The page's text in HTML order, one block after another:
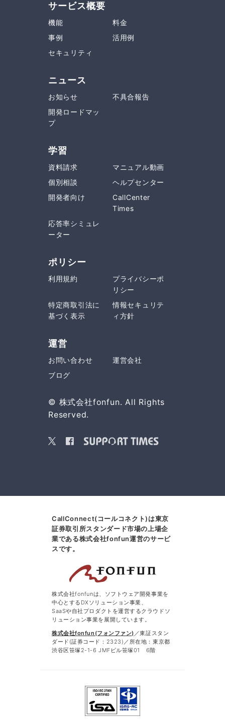
サービス概要
機能
料金
事例
活用例
セキュリティ
ニュース
お知らせ
不具合報告
開発ロードマッ
プ
学習
資料請求
マニュアル動画
個別相談
ヘルプセンター
開発者向け
CallCenter
Times
応答率シミュレ
ーター
ポリシー
利用規約
プライバシーポ
リシー
特定商取引法に
基づく表示
情報セキュリテ
ィ方針
運営
お問い合わせ
運営会社
ブログ
© 株式会社fonfun. All Rights
Reserved.
CallConnect(コールコネクト)は東京
証券取引所スタンダード市場の上場企
業である株式会社fonfun運営のサービ
スです。
株式会社fonfunは、ソフトウェア開発事業を
中心とするDXソリューション事業、
SaaSや自社プロダクトを運営するクラウドソ
リューション事業を展開しています。
株式会社fonfun(フォンファン) ／東証スタン
ダード(証券コード：2323)／所在地：東京都
渋谷区笹塚2-1-6 JMFビル笹塚01 6階